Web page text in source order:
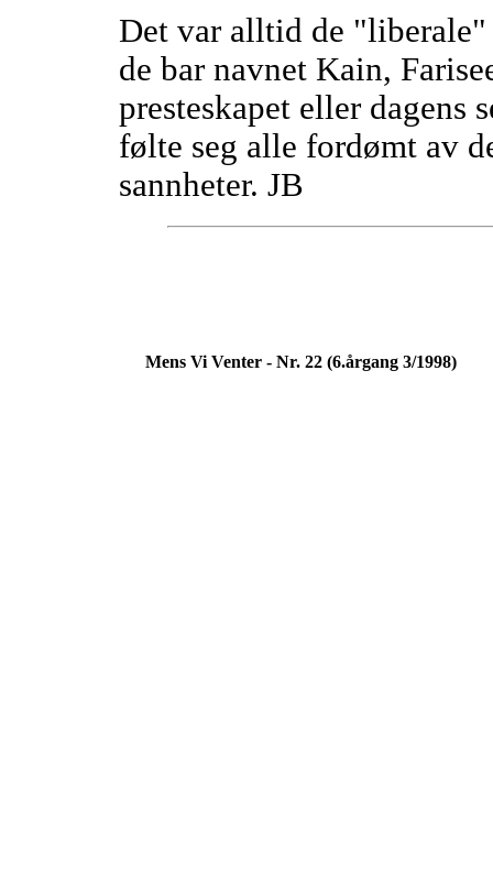
Det var alltid de "liberale"
de bar navnet Kain,
presteskapet eller
følte seg alle fordømt av
sannheter. JB
Mens Vi Venter - Nr. 22 (6.årgang 3/1998)